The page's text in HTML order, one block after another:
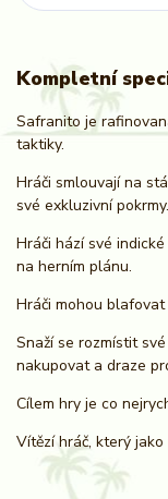
Kompletní
Safranito je
taktiky.
Hráči smlouvají na
své exkluzivní pokrmy.
Hráči hází své
na herním plánu.
Hráči mohou
Snaží se rozmístit
nakupovat a draze
Cílem hry je co
Vítězí hráč, který